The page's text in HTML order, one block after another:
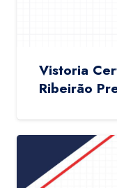
Vistoria
Ribeirão